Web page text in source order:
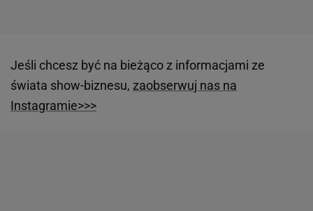
Jeśli chcesz być na bieżąco z informacjami ze
świata show-biznesu, zaobserwuj nas na
Instagramie>>>